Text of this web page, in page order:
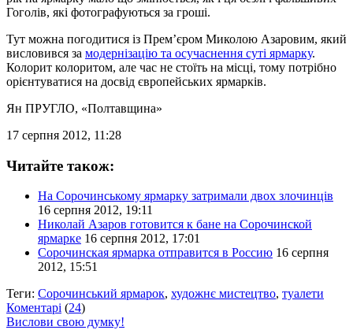
Гоголів, які фотографуються за гроші.
Тут можна погодитися із Прем’єром Миколою Азаровим, який
висловився за модернізацію та осучаснення суті ярмарку.
Колорит колоритом, але час не стоїть на місці, тому потрібно
орієнтуватися на досвід європейських ярмарків.
Ян ПРУГЛО, «Полтавщина»
17 серпня 2012, 11:28
Читайте також:
На Сорочинському ярмарку затримали двох злочинців
16 серпня 2012, 19:11
Николай Азаров готовится к бане на Сорочинской
ярмарке 16 серпня 2012, 17:01
Сорочинская ярмарка отправится в Россию 16 серпня
2012, 15:51
Теги: Сорочинський ярмарок, художнє мистецтво, туалети
Коментарі (24)
Вислови свою думку!